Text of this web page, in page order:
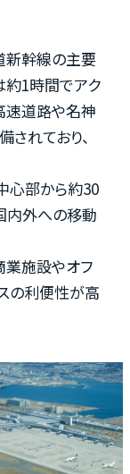
本方針
新幹線の主要
約1時間でアク
速道路や名神
れており、
心部から約30
内外への移動
業施設やオフ
の利便性が高